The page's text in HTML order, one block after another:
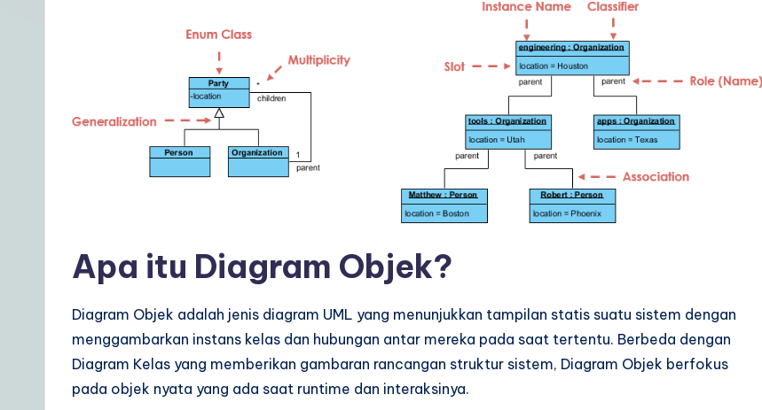
Apa itu Diagram Objek?
Diagram Objek adalah jenis diagram UML yang menunjukkan tampilan statis suatu sistem dengan
menggambarkan instans kelas dan hubungan antar mereka pada saat tertentu. Berbeda dengan
Diagram Kelas yang memberikan gambaran rancangan struktur sistem, Diagram Objek berfokus
pada objek nyata yang ada saat runtime dan interaksinya.